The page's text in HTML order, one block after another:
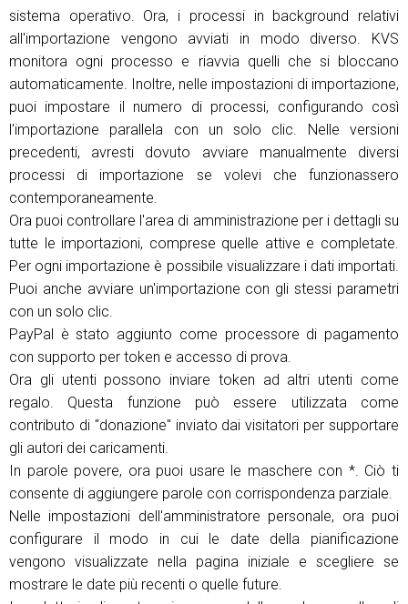
sistema operativo. Ora, i processi in background relativi
all'importazione vengono avviati in modo diverso. KVS
monitora ogni processo e riavvia quelli che si bloccano
automaticamente. Inoltre, nelle impostazioni di importazione,
puoi impostare il numero di processi, configurando così
l'importazione parallela con un solo clic. Nelle versioni
precedenti, avresti dovuto avviare manualmente diversi
processi di importazione se volevi che funzionassero
contemporaneamente.
Ora puoi controllare l'area di amministrazione per i dettagli su
tutte le importazioni, comprese quelle attive e completate.
Per ogni importazione è possibile visualizzare i dati importati.
Puoi anche avviare un'importazione con gli stessi parametri
con un solo clic.
PayPal è stato aggiunto come processore di pagamento
con supporto per token e accesso di prova.
Ora gli utenti possono inviare token ad altri utenti come
regalo. Questa funzione può essere utilizzata come
contributo di "donazione" inviato dai visitatori per supportare
gli autori dei caricamenti.
In parole povere, ora puoi usare le maschere con *. Ciò ti
consente di aggiungere parole con corrispondenza parziale.
Nelle impostazioni dell'amministratore personale, ora puoi
configurare il modo in cui le date della pianificazione
vengono visualizzate nella pagina iniziale e scegliere se
mostrare le date più recenti o quelle future.